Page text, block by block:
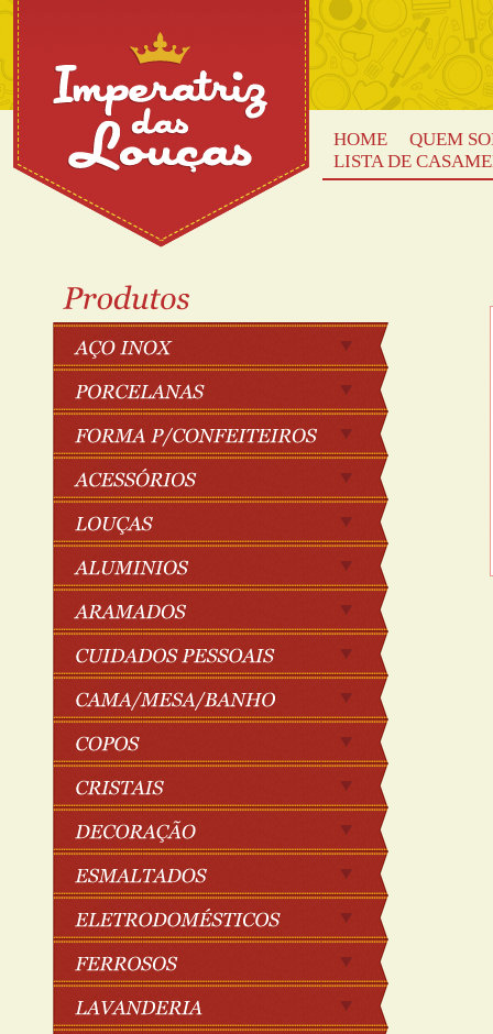
HOME
QUEM
LISTA DE